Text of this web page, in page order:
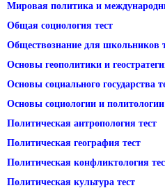
Мировая политика и
Общая социология тест
Обществознание для школьников
Основы геополитики и
Основы социального государства
Основы социологии и политологии
Политическая антропология тест
Политическая география тест
Политическая конфликтология
Политическая культура тест